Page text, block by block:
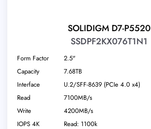
SOLIDIGM D7-P5520
SSDPF2KX076T1N1
Form Factor
2.5"
Capacity
7.68TB
Interface
U.2/​SFF-8639 (PCIe 4.0 x4)
Read
7100MB/s
Write
4200MB/s
IOPS 4K
Read: 1100k